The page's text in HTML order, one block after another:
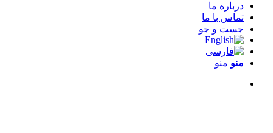
درباره ما
تماس با ما
جست و جو
منو منو